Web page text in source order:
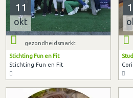
11
okt
gezondheidsmarkt
Stichting Fun en Fit
Stichting Fun en Fit